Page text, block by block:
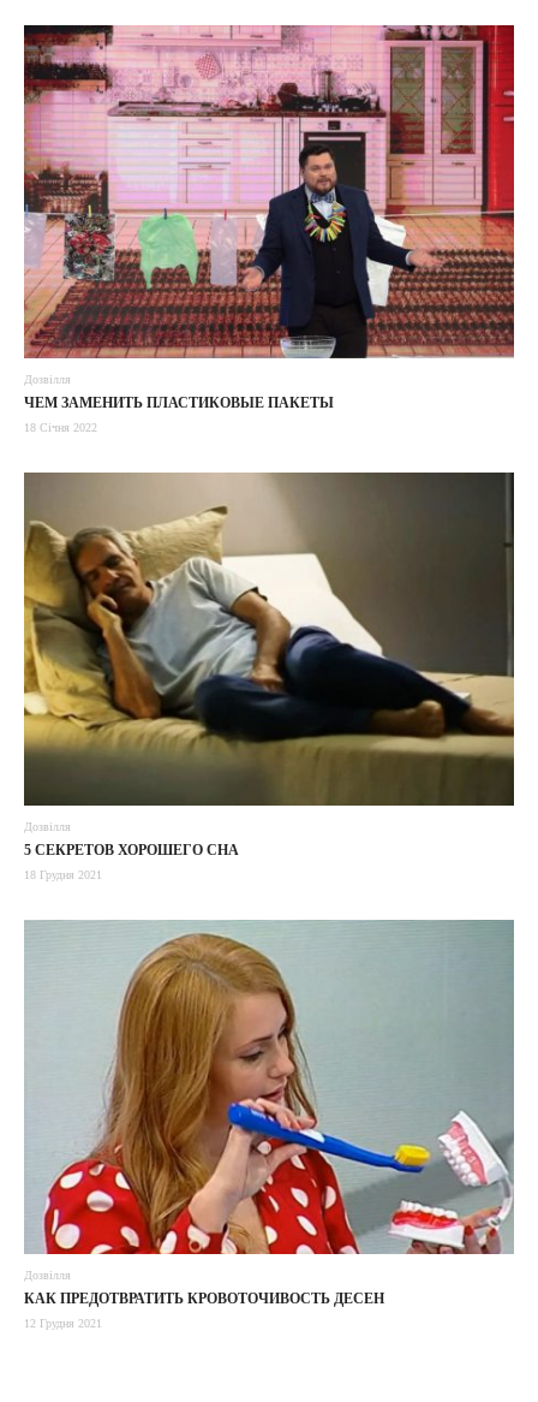
Дозвілля
ЧЕМ ЗАМЕНИТЬ ПЛАСТИКОВЫЕ ПАКЕТЫ
18 Січня 2022
Дозвілля
5 СЕКРЕТОВ ХОРОШЕГО СНА
18 Грудня 2021
Дозвілля
КАК ПРЕДОТВРАТИТЬ КРОВОТОЧИВОСТЬ ДЕСЕН
12 Грудня 2021